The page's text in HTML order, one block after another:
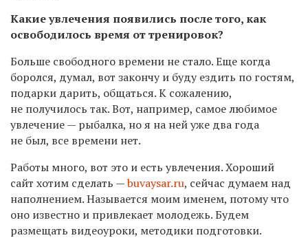
Какие увлечения появились после того, как
освободилось время от тренировок?
Больше свободного времени не стало. Еще когда
боролся, думал, вот закончу и буду ездить по гостям,
подарки дарить, общаться. К сожалению,
не получилось так. Вот, например, самое любимое
увлечение — рыбалка, но я на ней уже два года
не был, все времени нет.
Работы много, вот это и есть увлечения. Хороший
сайт хотим сделать —buvaysar.ru, сейчас думаем над
наполнением. Называется моим именем, потому что
оно известно и привлекает молодежь. Будем
размещать видеоуроки, методики подготовки.